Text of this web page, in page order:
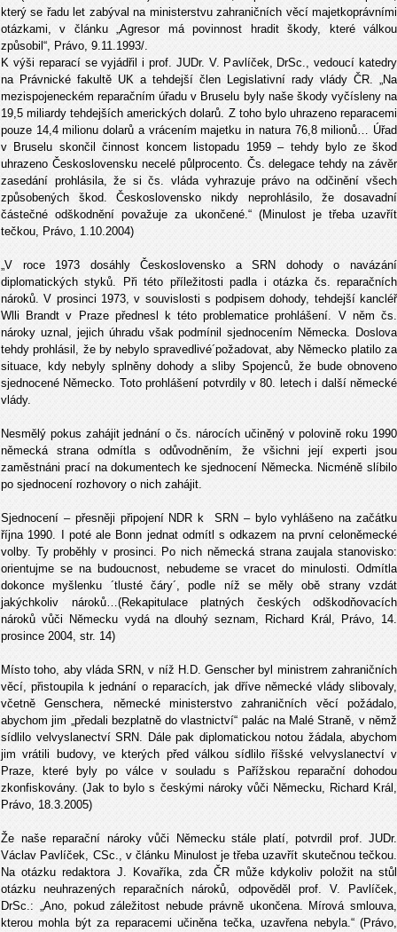
který se řadu let zabýval na ministerstvu zahraničních věcí majetkoprávními
otázkami, v článku „Agresor má povinnost hradit škody, které válkou
způsobil“, Právo, 9.11.1993/.
K výši reparací se vyjádřil i prof. JUDr. V. Pavlíček, DrSc., vedoucí katedry
na Právnické fakultě UK a tehdejší člen Legislativní rady vlády ČR. „Na
mezispojeneckém reparačním úřadu v Bruselu byly naše škody vyčísleny na
19,5 miliardy tehdejších amerických dolarů. Z toho bylo uhrazeno reparacemi
pouze 14,4 milionu dolarů a vrácením majetku in natura 76,8 milionů… Úřad
v Bruselu skončil činnost koncem listopadu 1959 – tehdy bylo ze škod
uhrazeno Československu necelé půlprocento. Čs. delegace tehdy na závěr
zasedání prohlásila, že si čs. vláda vyhrazuje právo na odčinění všech
způsobených škod. Československo nikdy neprohlásilo, že dosavadní
částečné odškodnění považuje za ukončené.“ (Minulost je třeba uzavřít
tečkou, Právo, 1.10.2004)
„V roce 1973 dosáhly Československo a SRN dohody o navázání
diplomatických styků. Při této příležitosti padla i otázka čs. reparačních
nároků. V prosinci 1973, v souvislosti s podpisem dohody, tehdejší kancléř
Wlli Brandt v Praze přednesl k této problematice prohlášení. V něm čs.
nároky uznal, jejich úhradu však podmínil sjednocením Německa. Doslova
tehdy prohlásil, že by nebylo spravedlivé´požadovat, aby Německo platilo za
situace, kdy nebyly splněny dohody a sliby Spojenců, že bude obnoveno
sjednocené Německo. Toto prohlášení potvrdily v 80. letech i další německé
vlády.
Nesmělý pokus zahájit jednání o čs. nárocích učiněný v polovině roku 1990
německá strana odmítla s odůvodněním, že všichni její experti jsou
zaměstnáni prací na dokumentech ke sjednocení Německa. Nicméně slíbilo
po sjednocení rozhovory o nich zahájit.
Sjednocení – přesněji připojení NDR k SRN – bylo vyhlášeno na začátku
října 1990. I poté ale Bonn jednat odmítl s odkazem na první celoněmecké
volby. Ty proběhly v prosinci. Po nich německá strana zaujala stanovisko:
orientujme se na budoucnost, nebudeme se vracet do minulosti. Odmítla
dokonce myšlenku ´tlusté čáry´, podle níž se měly obě strany vzdát
jakýchkoliv nároků…(Rekapitulace platných českých odškodňovacích
nároků vůči Německu vydá na dlouhý seznam, Richard Král, Právo, 14.
prosince 2004, str. 14)
Místo toho, aby vláda SRN, v níž H.D. Genscher byl ministrem zahraničních
věcí, přistoupila k jednání o reparacích, jak dříve německé vlády slibovaly,
včetně Genschera, německé ministerstvo zahraničních věcí požádalo,
abychom jim „předali bezplatně do vlastnictví“ palác na Malé Straně, v němž
sídlilo velvyslanectví SRN. Dále pak diplomatickou notou žádala, abychom
jim vrátili budovy, ve kterých před válkou sídlilo říšské velvyslanectví v
Praze, které byly po válce v souladu s Pařížskou reparační dohodou
zkonfiskovány. (Jak to bylo s českými nároky vůči Německu, Richard Král,
Právo, 18.3.2005)
Že naše reparační nároky vůči Německu stále platí, potvrdil prof. JUDr.
Václav Pavlíček, CSc., v článku Minulost je třeba uzavřít skutečnou tečkou.
Na otázku redaktora J. Kovaříka, zda ČR může kdykoliv položit na stůl
otázku neuhrazených reparačních nároků, odpověděl prof. V. Pavlíček,
DrSc.: „Ano, pokud záležitost nebude právně ukončena. Mírová smlouva,
kterou mohla být za reparacemi učiněna tečka, uzavřena nebyla.“ (Právo,